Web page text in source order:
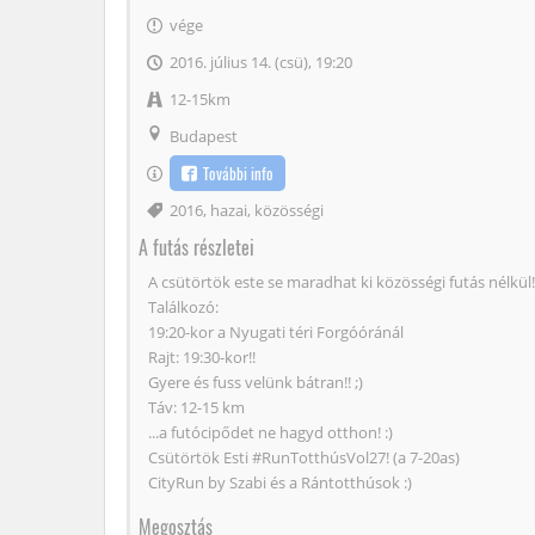
vége
2016. július 14. (csü), 19:20
12-15km
Budapest
További info
Címke
2016, hazai, közösségi
A futás részletei
A csütörtök este se maradhat ki közösségi futás
Találkozó:
19:20-kor a Nyugati téri Forgóóránál
Rajt: 19:30-kor!!
Gyere és fuss velünk bátran!! ;)
Táv: 12-15 km
...a futócipődet ne hagyd otthon! :)
Csütörtök Esti #RunTotthúsVol27! (a 7-20as)
CityRun by Szabi és a Rántotthúsok :)
Megosztás